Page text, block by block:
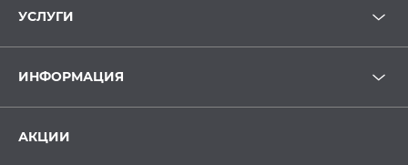
УСЛУГИ
ИНФОРМАЦИЯ
АКЦИИ